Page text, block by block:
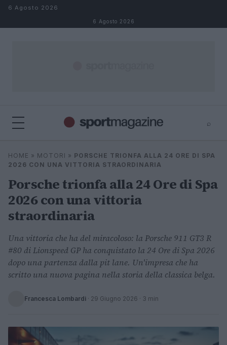
Salta al contenuto
6 Agosto 2026
6 Agosto 2026
⌕
Cerca
⌕ ×
HOME » MOTORI » PORSCHE TRIONFA ALLA 24 ORE DI SPA
2026 CON UNA VITTORIA STRAORDINARIA
Porsche trionfa alla 24 Ore di Spa
2026 con una vittoria
straordinaria
Una vittoria che ha del miracoloso: la Porsche 911 GT3 R
#80 di Lionspeed GP ha conquistato la 24 Ore di Spa 2026
dopo una partenza dalla pit lane. Un'impresa che ha
scritto una nuova pagina nella storia della classica belga.
Francesca Lombardi · 29 Giugno 2026 · 3 min